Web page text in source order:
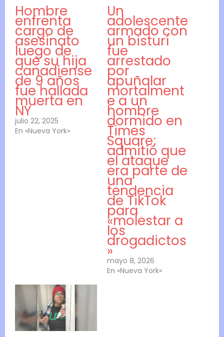
Hombre
enfrenta
cargo de
asesinato
luego de
que su hija
canadiense
de 9 años
fue hallada
muerta en
NY
julio 22, 2025
En «Nueva York»
Un
adolescente
armado con
un bisturí
fue
arrestado
por
apuñalar
mortalment
e a un
hombre
dormido en
Times
Square;
admitió que
el ataque
era parte de
una
tendencia
de TikTok
para
«molestar a
los
drogadictos
»
mayo 8, 2026
En «Nueva York»